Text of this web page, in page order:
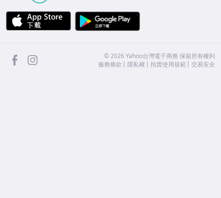
APP Store
facebook ©2026 Yahoo台灣電子商務 保留所有權利
服務條款
隱私權 拍賣使用規範 交易安全